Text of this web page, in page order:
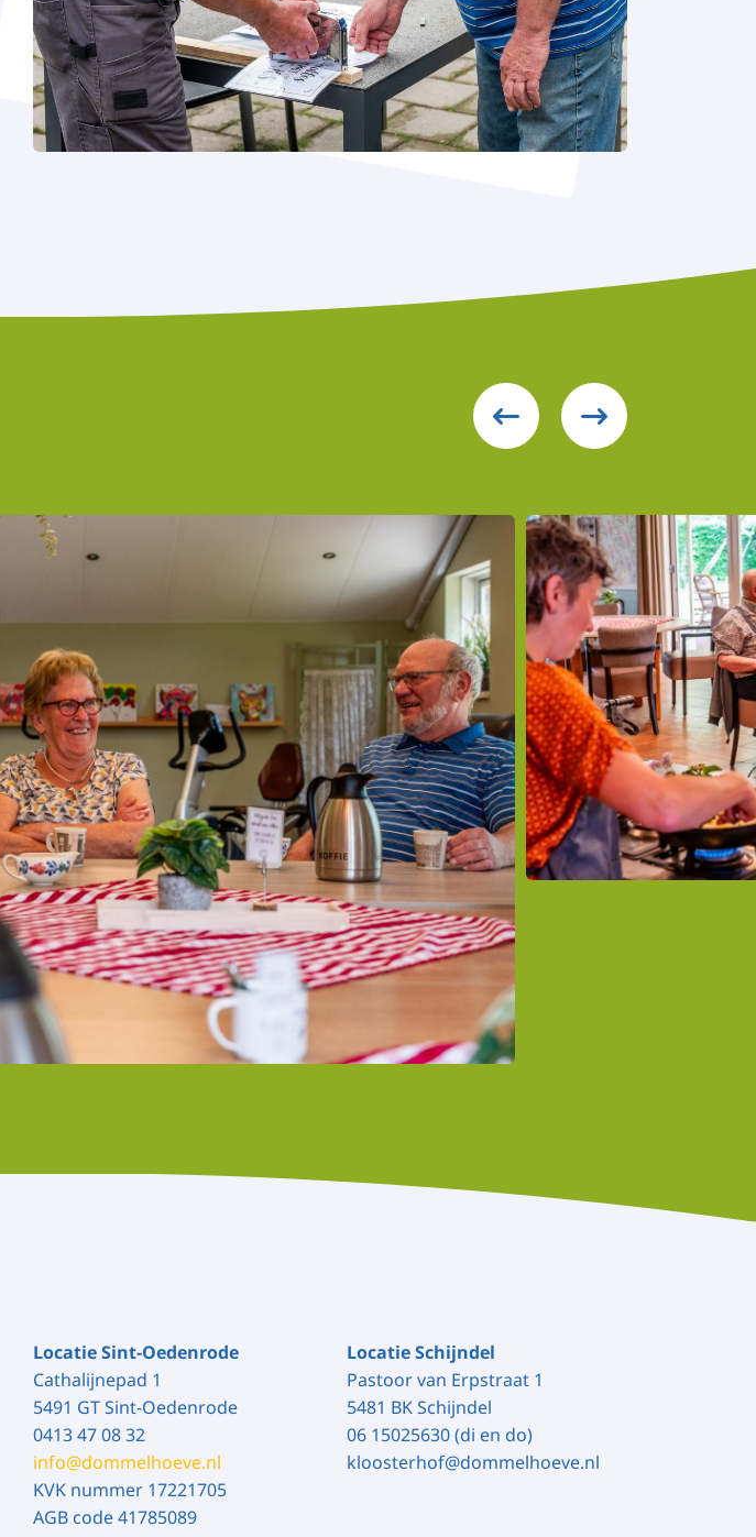
Locatie Sint-Oedenrode
Cathalijnepad 1
5491 GT Sint-Oedenrode
0413 47 08 32
info@dommelhoeve.nl
KVK nummer 17221705
AGB code 41785089
Locatie Schijndel
Pastoor van Erpstraat 1
5481 BK Schijndel
06 15025630 (di en do)
kloosterhof@dommelhoeve.nl